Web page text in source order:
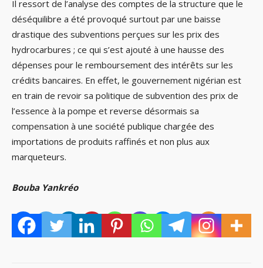
Il ressort de l’analyse des comptes de la structure que le
déséquilibre a été provoqué surtout par une baisse
drastique des subventions perçues sur les prix des
hydrocarbures ; ce qui s’est ajouté à une hausse des
dépenses pour le remboursement des intérêts sur les
crédits bancaires. En effet, le gouvernement nigérian est
en train de revoir sa politique de subvention des prix de
l’essence à la pompe et reverse désormais sa
compensation à une société publique chargée des
importations de produits raffinés et non plus aux
marqueteurs.
Bouba Yankréo